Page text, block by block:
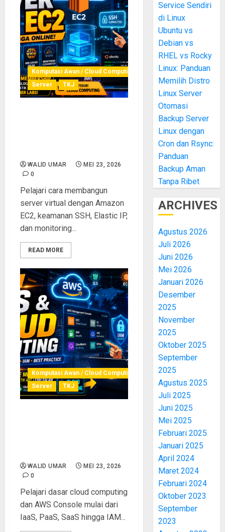
Komputasi Awan / Cloud Computing
Server
TKJ
WALID UMAR
MEI 23, 2026
0
Pelajari cara membangun
server virtual dengan Amazon
EC2, keamanan SSH, Elastic IP,
dan monitoring...
READ MORE
Komputasi Awan / Cloud Computing
Server
TKJ
WALID UMAR
MEI 23, 2026
0
Pelajari dasar cloud computing
dan AWS Console mulai dari
IaaS, PaaS, SaaS hingga IAM...
Service Sendiri
di Linux
Ubuntu vs
Debian vs
RHEL vs Rocky
Linux: Panduan
Memilih Distro
Linux Server
Otomasi
Backup Server
Linux dengan
Cron dan Rsync:
Panduan
Backup Aman
Tanpa Ribet
ARCHIVES
Agustus 2026
Juli 2026
Juni 2026
Mei 2026
Januari 2026
Desember
2025
November
2025
Oktober 2025
September
2025
Agustus 2025
Juli 2025
Juni 2025
Mei 2025
Februari 2025
Januari 2025
April 2024
Maret 2024
Februari 2024
Oktober 2023
September
2023